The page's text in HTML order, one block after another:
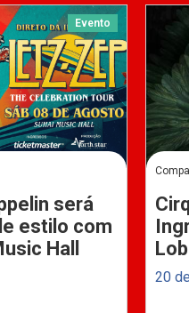
Evento
será
estilo com
Hall
20